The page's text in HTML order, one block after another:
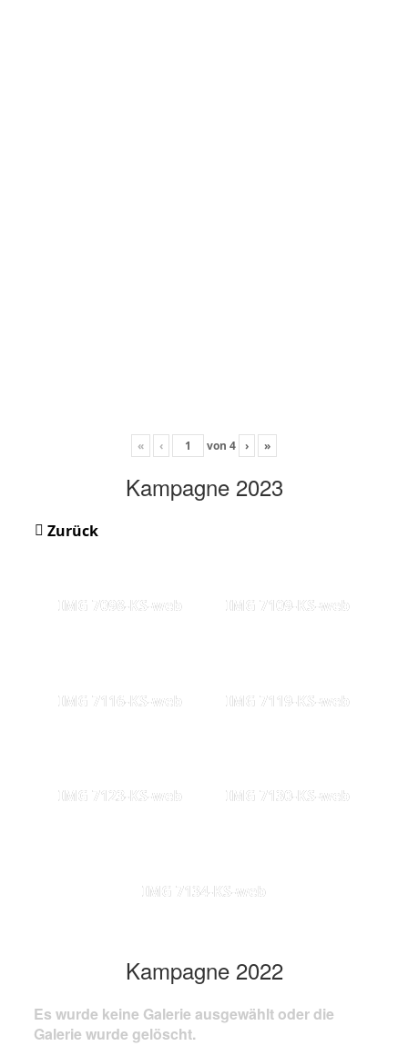
« ‹ von 4 › »
Kampagne 2023
Zurück
IMG 7098-KS-web IMG 7109-KS-web
IMG 7116-KS-web IMG 7119-KS-web
IMG 7123-KS-web IMG 7130-KS-web
IMG 7134-KS-web
Kampagne 2022
Es wurde keine Galerie ausgewählt oder die
Galerie wurde gelöscht.